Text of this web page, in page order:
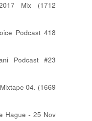
Mix (1712
Podcast 418
Podcast #23
04. (1669
Hague - 25 Nov